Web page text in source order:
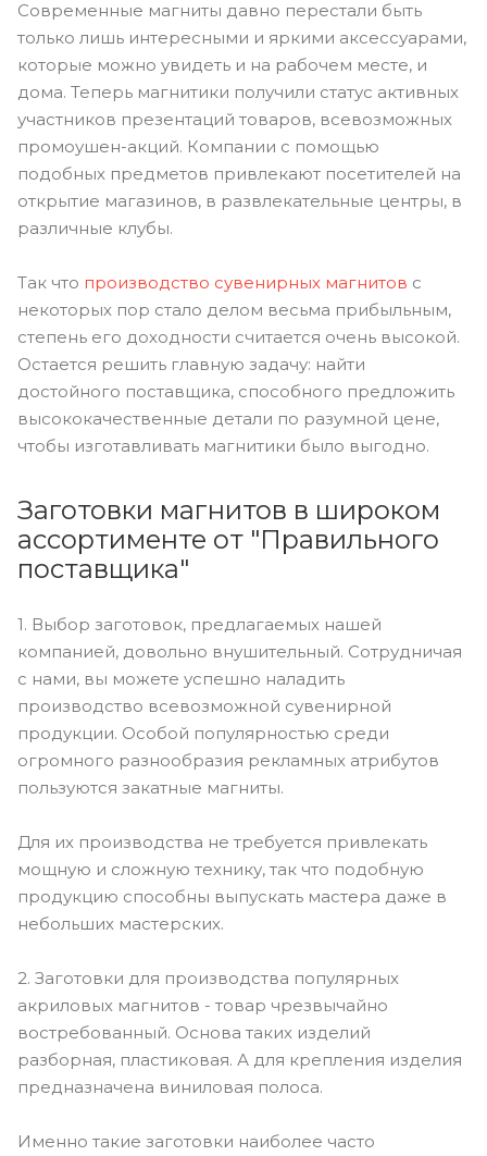
Современные магниты давно перестали быть
только лишь интересными и яркими аксессуарами,
которые можно увидеть и на рабочем месте, и
дома. Теперь магнитики получили статус активных
участников презентаций товаров, всевозможных
промоушен-акций. Компании с помощью
подобных предметов привлекают посетителей на
открытие магазинов, в развлекательные центры, в
различные клубы.
Так что производство сувенирных магнитов с
некоторых пор стало делом весьма прибыльным,
степень его доходности считается очень высокой.
Остается решить главную задачу: найти
достойного поставщика, способного предложить
высококачественные детали по разумной цене,
чтобы изготавливать магнитики было выгодно.
Заготовки магнитов в широком
ассортименте от "Правильного
поставщика"
1. Выбор заготовок, предлагаемых нашей
компанией, довольно внушительный. Сотрудничая
с нами, вы можете успешно наладить
производство всевозможной сувенирной
продукции. Особой популярностью среди
огромного разнообразия рекламных атрибутов
пользуются закатные магниты.
Для их производства не требуется привлекать
мощную и сложную технику, так что подобную
продукцию способны выпускать мастера даже в
небольших мастерских.
2. Заготовки для производства популярных
акриловых магнитов - товар чрезвычайно
востребованный. Основа таких изделий
разборная, пластиковая. А для крепления изделия
предназначена виниловая полоса.
Именно такие заготовки наиболее часто